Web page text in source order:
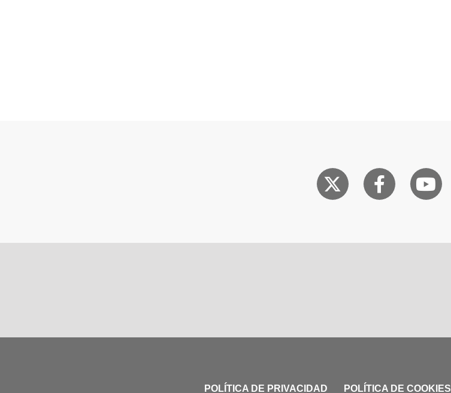
POLÍTICA DE PRIVACIDAD POLÍTICA DE COOKIES